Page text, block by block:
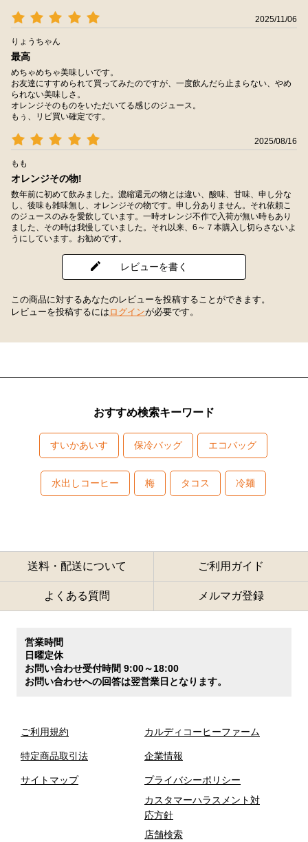
2025/11/06
りょうちゃん
最高
めちゃめちゃ美味しいです。
お友達にすすめられて買ってみたのですが、一度飲んだら止まらない、やめ
られない美味しさ。
オレンジそのものをいただいてる感じのジュース。
もぅ、リピ買い確定です。
2025/08/16
もも
オレンジその物!
数年前に初めて飲みました。濃縮還元の物とは違い、酸味、甘味、申し分な
し、後味も雑味無し、オレンジその物です。申し分ありません。それ依頼こ
のジュースのみを愛飲しています。一時オレンジ不作で入荷が無い時もあり
ました、その時は我慢していました。それ以来、6～７本購入し切らさないよ
うにしています。お勧めです。
レビューを書く
この商品に対するあなたのレビューを投稿することができます。
レビューを投稿するには ログインが必要です。
おすすめ検索キーワード
すいかあいす 保冷バッグ エコバッグ
水出しコーヒー 梅 タコス 冷麺
送料・配送について ご利用ガイド
よくある質問 メルマガ登録
営業時間
日曜定休
お問い合わせ受付時間 9:00～18:00
お問い合わせへの回答は翌営業日となります。
ご利用規約
特定商品取引法
サイトマップ
カルディコーヒーファーム
企業情報
プライバシーポリシー
カスタマーハラスメント対
応方針
店舗検索